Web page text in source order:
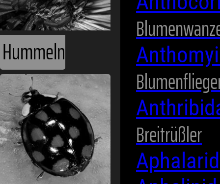
Hummeln
Breitrüßler